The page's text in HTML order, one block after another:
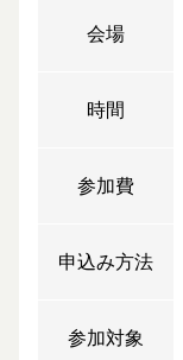
会場
時間
参加費
申込み方法
参加対象